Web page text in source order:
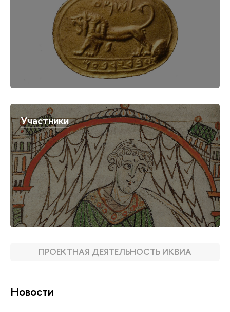
Участники
ПРОЕКТНАЯ ДЕЯТЕЛЬНОСТЬ ИКВИА
Новости